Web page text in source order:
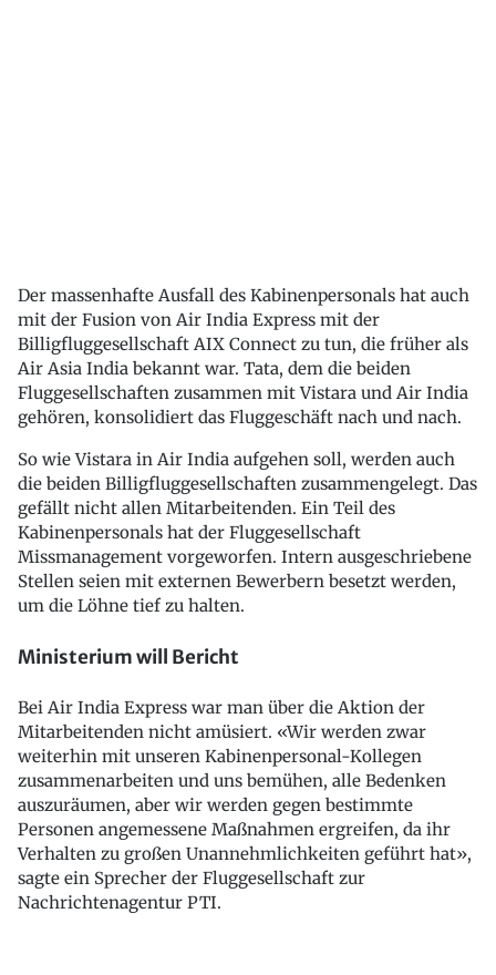
Der massenhafte Ausfall des Kabinenpersonals hat auch
mit der Fusion von Air India Express mit der
Billigfluggesellschaft AIX Connect zu tun, die früher als
Air Asia India bekannt war. Tata, dem die beiden
Fluggesellschaften zusammen mit Vistara und Air India
gehören, konsolidiert das Fluggeschäft nach und nach.
So wie Vistara in Air India aufgehen soll, werden auch
die beiden Billigfluggesellschaften zusammengelegt. Das
gefällt nicht allen Mitarbeitenden. Ein Teil des
Kabinenpersonals hat der Fluggesellschaft
Missmanagement vorgeworfen. Intern ausgeschriebene
Stellen seien mit externen Bewerbern besetzt werden,
um die Löhne tief zu halten.
Ministerium will Bericht
Bei Air India Express war man über die Aktion der
Mitarbeitenden nicht amüsiert. «Wir werden zwar
weiterhin mit unseren Kabinenpersonal-Kollegen
zusammenarbeiten und uns bemühen, alle Bedenken
auszuräumen, aber wir werden gegen bestimmte
Personen angemessene Maßnahmen ergreifen, da ihr
Verhalten zu großen Unannehmlichkeiten geführt hat»,
sagte ein Sprecher der Fluggesellschaft zur
Nachrichtenagentur PTI.